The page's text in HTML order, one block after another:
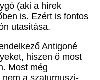
(aki a hírek
is. Ezért is fontos
utasítása.
Antigoné
hiszen ő most
Most még
a szaturnuszi-